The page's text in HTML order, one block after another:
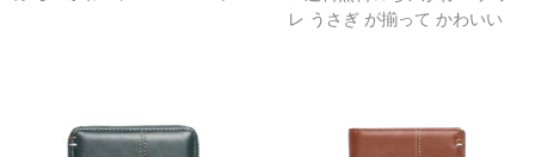
レ うさぎ が揃って かわいい